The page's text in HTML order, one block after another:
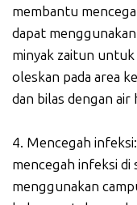
membantu
dapat
minyak zaitun
oleskan pada area
dan bilas dengan air
4. Mencegah
mencegah infeksi di
menggunakan